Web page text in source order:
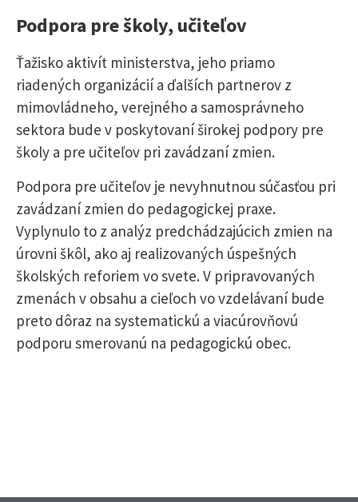
Podpora pre školy, učiteľov
Ťažisko aktivít ministerstva, jeho priamo
riadených organizácií a ďalších partnerov z
mimovládneho, verejného a samosprávneho
sektora bude v poskytovaní širokej podpory pre
školy a pre učiteľov pri zavádzaní zmien.
Podpora pre učiteľov je nevyhnutnou súčasťou pri
zavádzaní zmien do pedagogickej praxe.
Vyplynulo to z analýz predchádzajúcich zmien na
úrovni škôl, ako aj realizovaných úspešných
školských reforiem vo svete. V pripravovaných
zmenách v obsahu a cieľoch vo vzdelávaní bude
preto dôraz na systematickú a viacúrovňovú
podporu smerovanú na pedagogickú obec.